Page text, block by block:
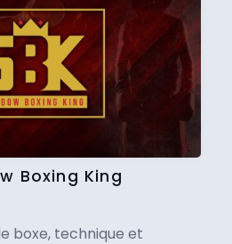
Boxing King
boxe, technique et